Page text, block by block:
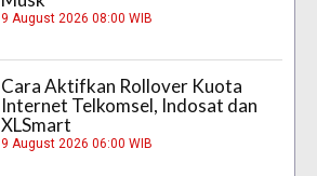
9 August 2026 08:00 WIB
Cara Aktifkan Rollover Kuota
Internet Telkomsel, Indosat dan
XLSmart
9 August 2026 06:00 WIB